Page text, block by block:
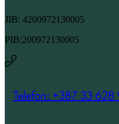
JIB: 4200972130005
PIB:200972130005
Telefon: +387 33 628